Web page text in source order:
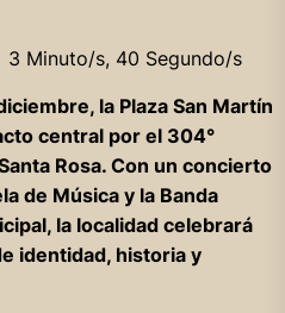
3 Minuto/s, 40 Segundo/s
la Plaza San Martín
central por el 304°
Rosa. Con un concierto
de Música y la Banda
la localidad celebrará
identidad, historia y